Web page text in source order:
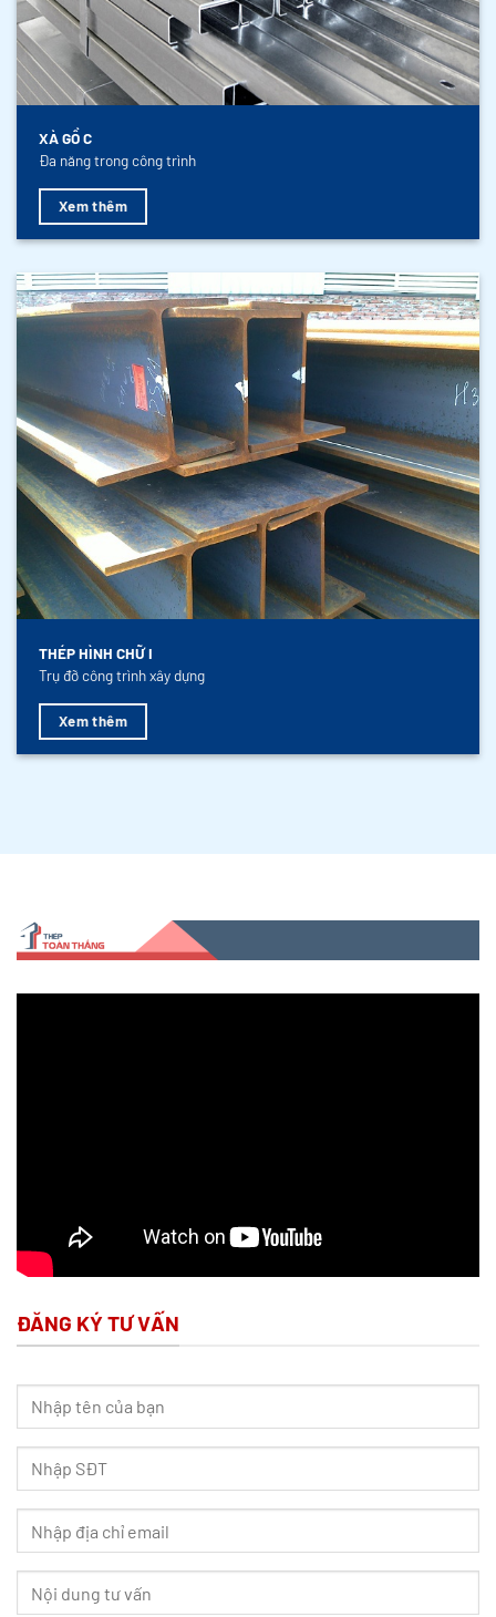
XÀ GỒ C
Đa năng trong công trình
Xem thêm
THÉP HÌNH CHỮ I
Trụ đỡ công trình xây dựng
Xem thêm
ĐĂNG KÝ TƯ VẤN